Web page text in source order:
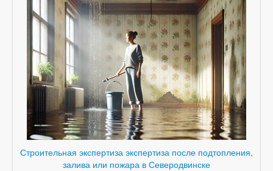
Строительная экспертиза экспертиза после подтопления,
залива или пожара в Северодвинске